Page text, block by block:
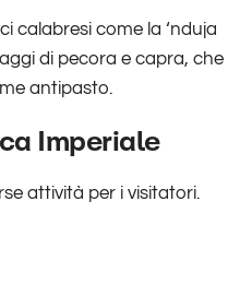
calabresi come la ‘nduja
di pecora e capra, che
antipasto.
Imperiale
attività per i visitatori.